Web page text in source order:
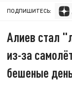
ПОДПИШИТЕСЬ:
Алиев стал
из-за
бешеные